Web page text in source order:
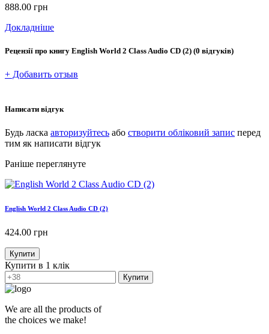
888.00 грн
Докладніше
Рецензії про книгу English World 2 Class Audio CD (2) (0 відгуків)
+ Добавить отзыв
Написати відгук
Будь ласка авторизуйтесь або створити обліковий запис перед
тим як написати відгук
Раніше переглянуте
English World 2 Class Audio CD (2)
424.00 грн
Купити
Купити в 1 клік
Купити
We are all the products of
the choices we make!